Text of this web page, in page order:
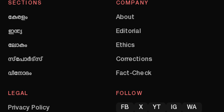
SECTIONS
കേരളം
ഇന്ത്യ
ലോകം
സ്പോർട്സ്
വിനോദം
COMPANY
About
Editorial
Ethics
Corrections
Fact-Check
LEGAL
Privacy Policy
FOLLOW
FB X YT IG WA